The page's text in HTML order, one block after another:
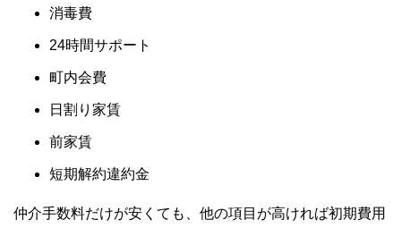
消毒費
24時間サポート
町内会費
日割り家賃
前家賃
短期解約違約金
仲介手数料だけが安くても、他の項目が高ければ初期費用